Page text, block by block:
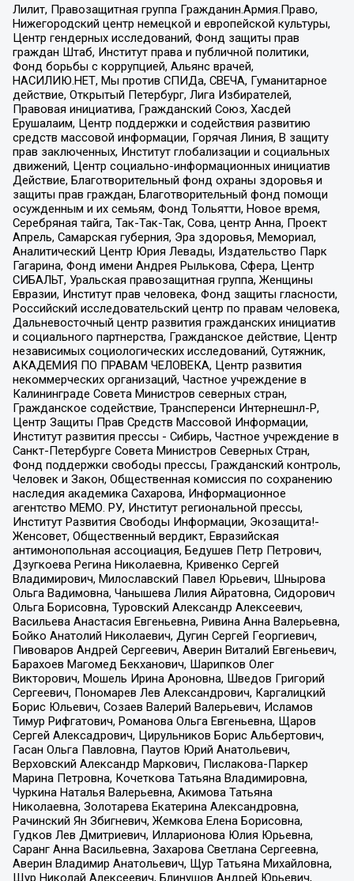
Лилит, Правозащитная группа Гражданин.Армия.Право,
Нижегородский центр немецкой и европейской культуры,
Центр гендерных исследований, Фонд защиты прав
граждан Штаб, Институт права и публичной политики,
Фонд борьбы с коррупцией, Альянс врачей,
НАСИЛИЮ.НЕТ, Мы против СПИДа, СВЕЧА, Гуманитарное
действие, Открытый Петербург, Лига Избирателей,
Правовая инициатива, Гражданский Союз, Хасдей
Ерушалаим, Центр поддержки и содействия развитию
средств массовой информации, Горячая Линия, В защиту
прав заключенных, Институт глобализации и социальных
движений, Центр социально-информационных инициатив
Действие, Благотворительный фонд охраны здоровья и
защиты прав граждан, Благотворительный фонд помощи
осужденным и их семьям, Фонд Тольятти, Новое время,
Серебряная тайга, Так-Так-Так, Сова, центр Анна, Проект
Апрель, Самарская губерния, Эра здоровья, Мемориал,
Аналитический Центр Юрия Левады, Издательство Парк
Гагарина, Фонд имени Андрея Рылькова, Сфера, Центр
СИБАЛЬТ, Уральская правозащитная группа, Женщины
Евразии, Институт прав человека, Фонд защиты гласности,
Российский исследовательский центр по правам человека,
Дальневосточный центр развития гражданских инициатив
и социального партнерства, Гражданское действие, Центр
независимых социологических исследований, Сутяжник,
АКАДЕМИЯ ПО ПРАВАМ ЧЕЛОВЕКА, Центр развития
некоммерческих организаций, Частное учреждение в
Калининграде Совета Министров северных стран,
Гражданское содействие, Трансперенси Интернешнл-Р,
Центр Защиты Прав Средств Массовой Информации,
Институт развития прессы - Сибирь, Частное учреждение в
Санкт-Петербурге Совета Министров Северных Стран,
Фонд поддержки свободы прессы, Гражданский контроль,
Человек и Закон, Общественная комиссия по сохранению
наследия академика Сахарова, Информационное
агентство МЕМО. РУ, Институт региональной прессы,
Институт Развития Свободы Информации, Экозащита!-
Женсовет, Общественный вердикт, Евразийская
антимонопольная ассоциация, Бедушев Петр Петрович,
Дзугкоева Регина Николаевна, Кривенко Сергей
Владимирович, Милославский Павел Юрьевич, Шнырова
Ольга Вадимовна, Чанышева Лилия Айратовна, Сидорович
Ольга Борисовна, Туровский Александр Алексеевич,
Васильева Анастасия Евгеньевна, Ривина Анна Валерьевна,
Бойко Анатолий Николаевич, Дугин Сергей Георгиевич,
Пивоваров Андрей Сергеевич, Аверин Виталий Евгеньевич,
Барахоев Магомед Бекханович, Шарипков Олег
Викторович, Мошель Ирина Ароновна, Шведов Григорий
Сергеевич, Пономарев Лев Александрович, Каргалицкий
Борис Юльевич, Созаев Валерий Валерьевич, Исламов
Тимур Рифгатович, Романова Ольга Евгеньевна, Щаров
Сергей Алексадрович, Цирульников Борис Альбертович,
Гасан Ольга Павловна, Паутов Юрий Анатольевич,
Верховский Александр Маркович, Пислакова-Паркер
Марина Петровна, Кочеткова Татьяна Владимировна,
Чуркина Наталья Валерьевна, Акимова Татьяна
Николаевна, Золотарева Екатерина Александровна,
Рачинский Ян Збигневич, Жемкова Елена Борисовна,
Гудков Лев Дмитриевич, Илларионова Юлия Юрьевна,
Саранг Анна Васильевна, Захарова Светлана Сергеевна,
Аверин Владимир Анатольевич, Щур Татьяна Михайловна,
Щур Николай Алексеевич, Блинушов Андрей Юрьевич,